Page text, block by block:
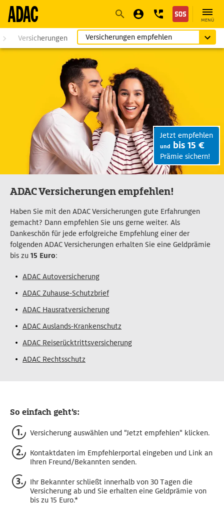
NavigationSuche
MENÜ
Versicherungen Versicherungen empfehlen
ADAC Versicherungen empfehlen!
Haben Sie mit den ADAC Versicherungen gute Erfahrungen
gemacht? Dann empfehlen Sie uns gerne weiter. Als
Dankeschön für jede erfolgreiche Empfehlung einer der
folgenden ADAC Versicherungen erhalten Sie eine Geldprämie
bis zu 15 Euro:
ADAC Autoversicherung
ADAC Zuhause-Schutzbrief
ADAC Hausratversicherung
ADAC Auslands-Krankenschutz
ADAC Reiserücktrittsversicherung
ADAC Rechtsschutz
Jetzt empfehlen
und bis 15 €
Prämie sichern!
So einfach geht's:
Versicherung auswählen und "Jetzt empfehlen" klicken.
Kontaktdaten im Empfehlerportal eingeben und Link an
Ihren Freund/Bekannten senden.
Ihr Bekannter schließt innerhalb von 30 Tagen die
Versicherung ab und Sie erhalten eine Geldprämie von
bis zu 15 Euro.*